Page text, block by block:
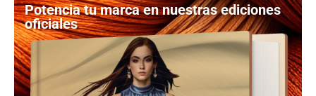
Potencia tu marca en nuestras ediciones
oficiales